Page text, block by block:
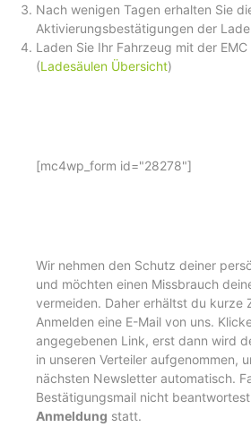
Nach wenigen Tagen erhalten Sie
Aktivierungsbestätigungen der
Laden Sie Ihr Fahrzeug mit der
(Ladesäulen Übersicht)
[mc4wp_form id="28278"]
Wir nehmen den Schutz deiner
und möchten einen Missbrauch
vermeiden. Daher erhältst du kurze
Anmelden eine E-Mail von uns.
angegebenen Link, erst dann wird
in unseren Verteiler aufgenommen,
nächsten Newsletter automatisch.
Bestätigungsmail nicht
Anmeldung statt.